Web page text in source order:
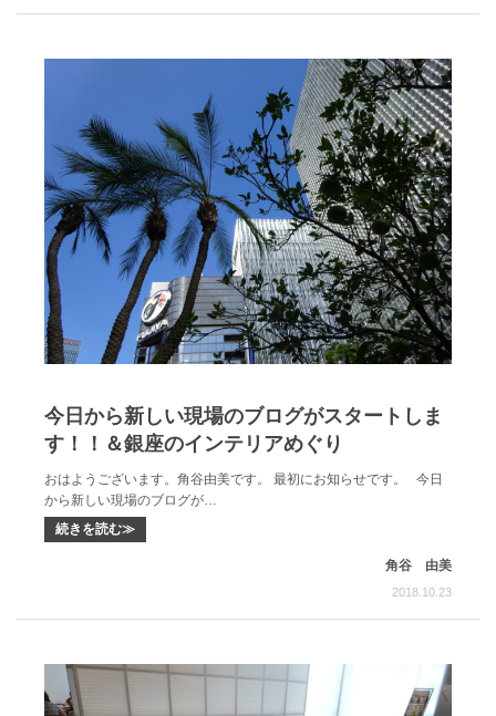
今日から新しい現場のブログがスタートしま
す！！＆銀座のインテリアめぐり
おはようございます。角谷由美です。 最初にお知らせです。 今日
から新しい現場のブログが…
続きを読む≫
角谷 由美
2018.10.23